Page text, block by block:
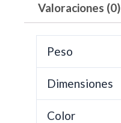
Valoraciones (0)
Peso
Dimensiones
Color